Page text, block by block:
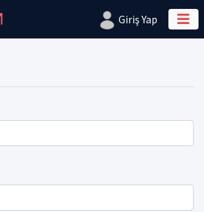
Giriş Yap